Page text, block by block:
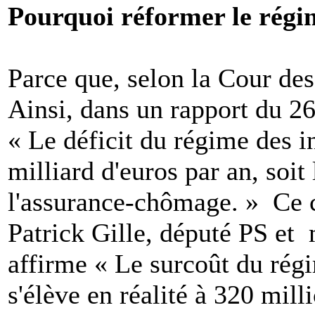
Pourquoi réformer le
Parce que, selon la Cour
Ainsi, dans un rapport du
« Le déficit du régime des
milliard d'euros par an,
l'assurance-chômage. »
Patrick Gille, député PS
affirme « Le surcoût du
s'élève en réalité à 320